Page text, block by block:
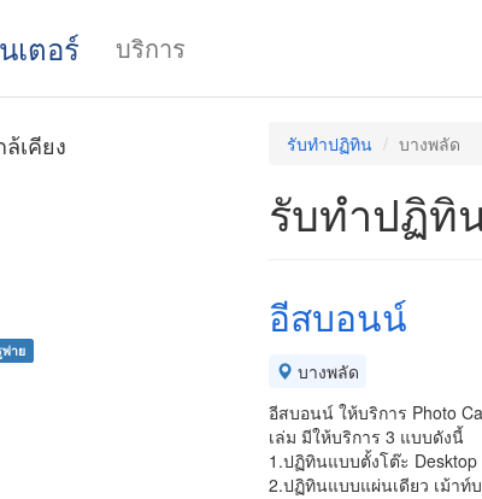
เตอร์ บริการ
รับทำปฏิทิน บางพลัด
รับทำปฏิทิ
อีสบอนน์
บางพลัด
อีสบอนน์ ให้บริการ Photo
เล่ม มีให้บริการ 3 แบบดังนี้
1.ปฏิทินแบบตั้งโต๊ะ Desktop
2.ปฏิทินแบบแผ่นเดียว เม้าท์
เคียง
าย